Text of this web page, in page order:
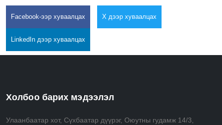
Facebook-ээр хуваалцах X дээр хуваалцах
LinkedIn дээр хуваалцах
Холбоо барих мэдээлэл
Улаанбаатар хот, Сүхбаатар дүүрэг, Оюутны гудамж 14/3,